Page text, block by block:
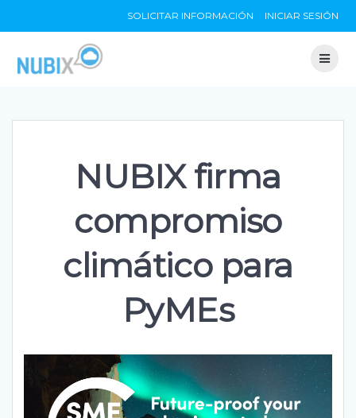
to
SOLICITAR INFORMACIÓN INICIAR SESIÓN
NUBIX firma
compromiso
climático para
PyMEs